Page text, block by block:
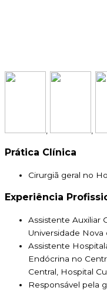
Prática Clínica
Cirurgiã geral no
Experiência
Assistente Auxiliar
Universidade Nova
Assistente
Endócrina no
Central, Hospital
Responsável pela